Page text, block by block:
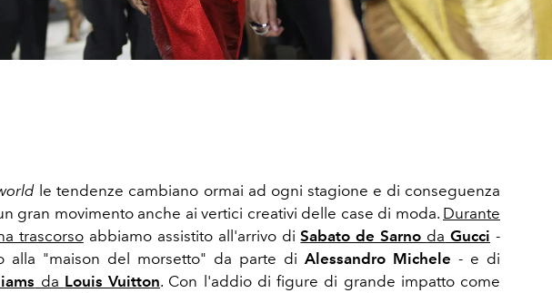
le tendenze cambiano ormai ad ogni stagione e di conseguenza
gran movimento anche ai vertici creativi delle case di moda. Durante
trascorsoabbiamo assistito all'arrivo diSabato de Sarno da Gucci -
alla "maison del morsetto" da parte di Alessandro Michele - e di
da Louis Vuitton. Con l'addio di figure di grande impatto come